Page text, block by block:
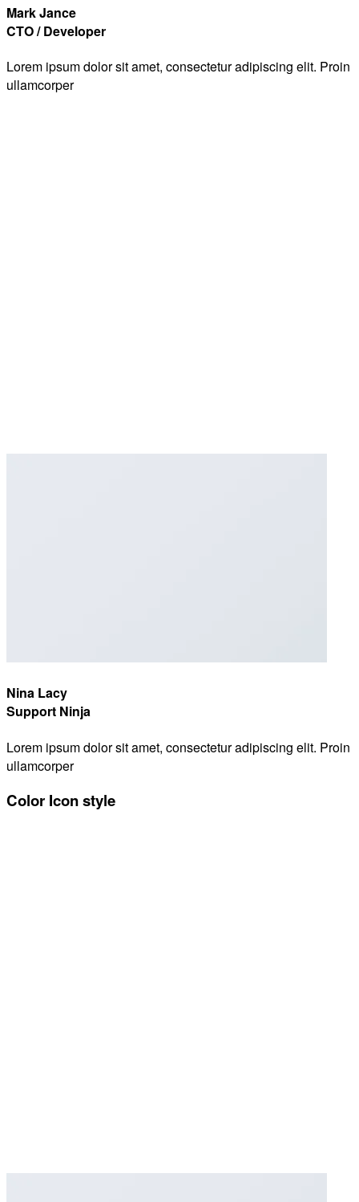
Mark Jance
CTO / Developer
Lorem ipsum dolor sit amet, consectetur adipiscing elit. Proin
ullamcorper
Nina Lacy
Support Ninja
Lorem ipsum dolor sit amet, consectetur adipiscing elit. Proin
ullamcorper
Color Icon style